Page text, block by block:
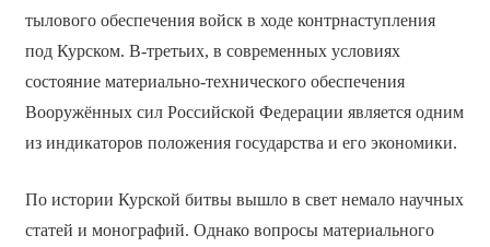
тылового обеспечения войск в ходе контрнаступления
под Курском. В-третьих, в современных условиях
состояние материально-технического обеспечения
Вооружённых сил Российской Федерации является одним
из индикаторов положения государства и его экономики.
По истории Курской битвы вышло в свет немало научных
статей и монографий. Однако вопросы материального